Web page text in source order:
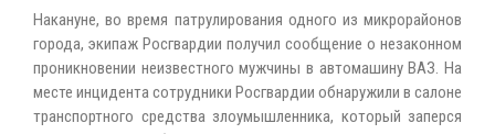
Накануне, во время патрулирования одного из микрорайонов
города, экипаж Росгвардии получил сообщение о незаконном
проникновении неизвестного мужчины в автомашину ВАЗ. На
месте инцидента сотрудники Росгвардии обнаружили в салоне
транспортного средства злоумышленника, который заперся